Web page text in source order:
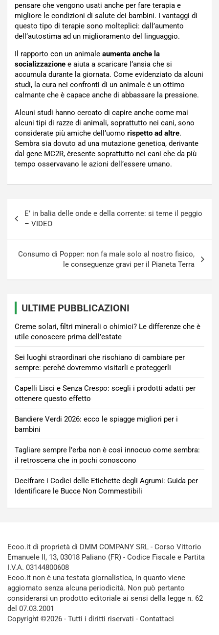
pensare che vengono usati anche per fare terapia e
migliore le condizioni di salute dei bambini. I vantaggi di
questo tipo di terapie sono molteplici: dall’aumento
dell’autostima ad un miglioramento del linguaggio.
Il rapporto con un animale aumenta anche la
socializzazione e aiuta a scaricare l’ansia che si
accumula durante la giornata. Come evidenziato da alcuni
studi, la cura nei confronti di un animale è un ottimo
calmante che è capace anche di abbassare la pressione.
Alcuni studi hanno cercato di capire anche come mai
alcuni tipi di razze di animali, soprattutto nei cani, sono
considerate più amiche dell’uomo rispetto ad altre.
Sembra sia dovuto ad una mutazione genetica, derivante
dal gene MC2R, èresente soprattutto nei cani che da più
tempo osservavano le azioni dell’essere umano.
articoli
E’ in balia delle onde e della corrente: si teme il peggio
– VIDEO
Consumo di Popper: non fa male solo al nostro fisico,
le conseguenze gravi per il Pianeta Terra
ULTIME PUBBLICAZIONI
Creme solari, filtri minerali o chimici? Le differenze che è
utile conoscere prima dell’estate
Sei luoghi straordinari che rischiano di cambiare per
sempre: perché dovremmo visitarli e proteggerli
Capelli Lisci e Senza Crespo: scegli i prodotti adatti per
ottenere questo effetto
Bandiere Verdi 2026: ecco le spiagge migliori per i
bambini
Tagliare sempre l’erba non è così innocuo come sembra:
il retroscena che in pochi conoscono
Decifrare i Codici delle Etichette degli Agrumi: Guida per
Identificare le Bucce Non Commestibili
Ecoo.it di proprietà di DMM COMPANY SRL - Corso Vittorio
Emanuele II, 13, 03018 Paliano (FR) - Codice Fiscale e Partita
I.V.A. 03144800608
Ecoo.it non è una testata giornalistica, in quanto viene
aggiornato senza alcuna periodicità. Non può pertanto
considerarsi un prodotto editoriale ai sensi della legge n. 62
del 07.03.2001
Copyright ©2026 - Tutti i diritti riservati - Contattaci